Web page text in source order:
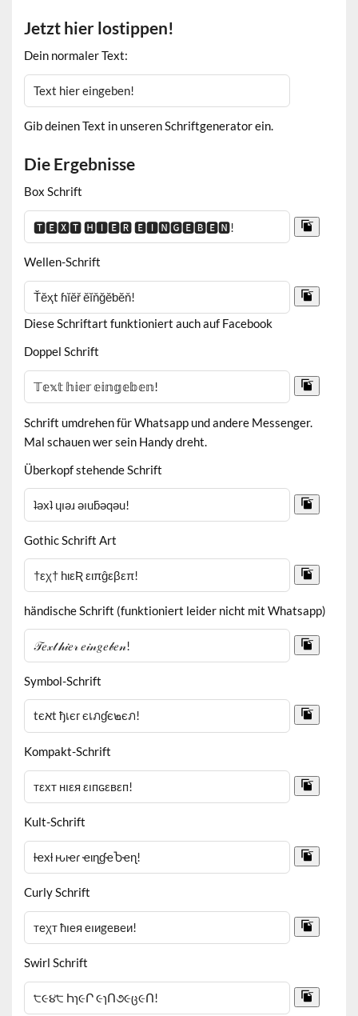
Jetzt hier lostippen!
Dein normaler Text:
Gib deinen Text in unseren Schriftgenerator ein.
Die Ergebnisse
Box Schrift
Wellen-Schrift
Diese Schriftart funktioniert auch auf Facebook
Doppel Schrift
Schrift umdrehen für Whatsapp und andere Messenger.
Mal schauen wer sein Handy dreht.
Überkopf stehende Schrift
Gothic Schrift Art
händische Schrift (funktioniert leider nicht mit Whatsapp)
Symbol-Schrift
Kompakt-Schrift
Kult-Schrift
Curly Schrift
Swirl Schrift